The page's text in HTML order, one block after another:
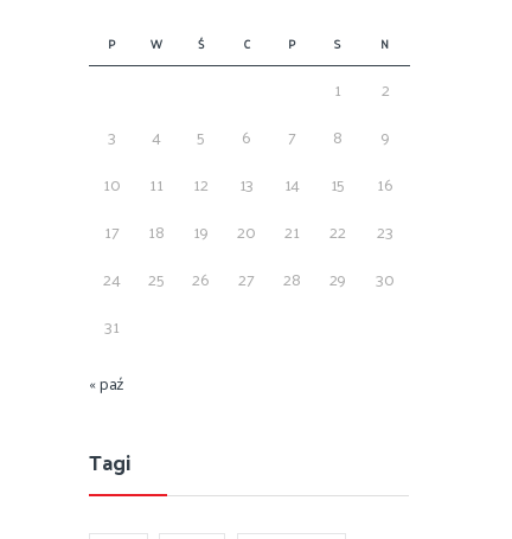
P W Ś C P S N
1
2
3
4 5 6 7 8
9
10
11 12 13 14 15
16
17
18 19 20 21 22
23
24
25 26 27 28 29
30
31
« paź
Tagi